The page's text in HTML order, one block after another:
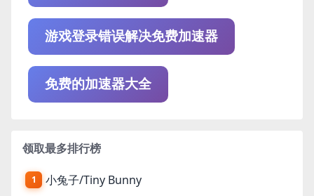
游戏登录错误解决免费加速器
免费的加速器大全
领取最多排行榜
1 小兔子/Tiny Bunny